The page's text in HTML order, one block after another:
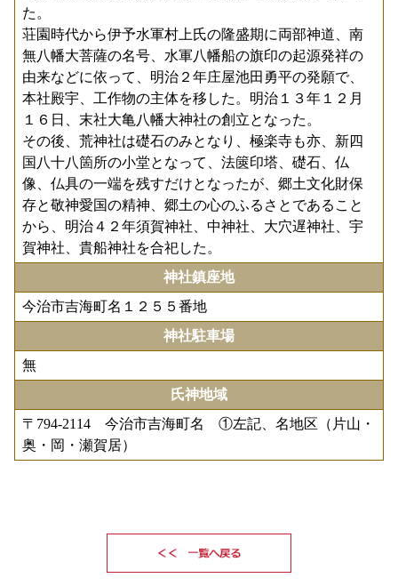
た。
荘園時代から伊予水軍村上氏の隆盛期に両部神道、南
無八幡大菩薩の名号、水軍八幡船の旗印の起源発祥の
由来などに依って、明治２年庄屋池田勇平の発願で、
本社殿宇、工作物の主体を移した。明治１３年１２月
１６日、末社大亀八幡大神社の創立となった。
その後、荒神社は礎石のみとなり、極楽寺も亦、新四
国八十八箇所の小堂となって、法篋印塔、礎石、仏
像、仏具の一端を残すだけとなったが、郷土文化財保
存と敬神愛国の精神、郷土の心のふるさとであること
から、明治４２年須賀神社、中神社、大穴遅神社、宇
賀神社、貴船神社を合祀した。
神社鎮座地
今治市吉海町名１２５５番地
神社駐車場
無
氏神地域
〒794-2114 今治市吉海町名 ①左記、名地区（片山・
奥・岡・瀬賀居）